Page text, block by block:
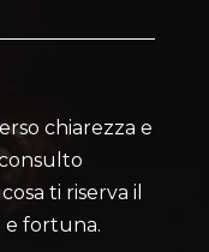
chiarezza e
ti riserva il
e fortuna.